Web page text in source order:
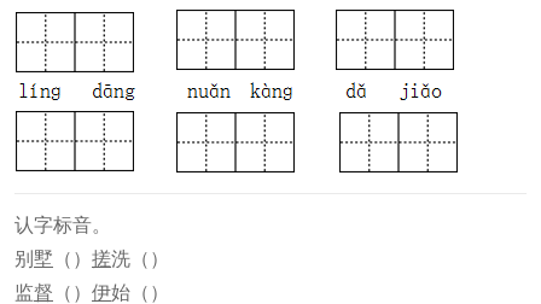
认字标音。
别 墅 （） 搓洗（）
监督 （） 伊始（）